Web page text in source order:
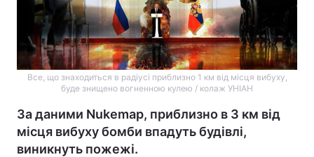
Все, що знаходиться в радіусі приблизно 1 км від місця вибуху,
буде знищено вогненною кулею / колаж УНІАН
За даними Nukemap, приблизно в 3 км від
місця вибуху бомби впадуть будівлі,
виникнуть пожежі.